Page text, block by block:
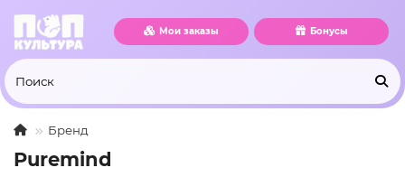
Мои заказы Бонусы
Бренд
Puremind